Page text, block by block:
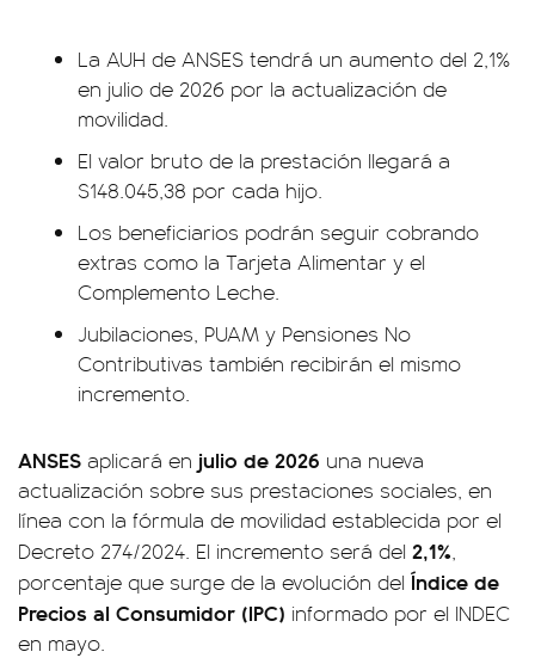
La AUH de ANSES tendrá un aumento del 2,1%
en julio de 2026 por la actualización de
movilidad.
El valor bruto de la prestación llegará a
$148.045,38 por cada hijo.
Los beneficiarios podrán seguir cobrando
extras como la Tarjeta Alimentar y el
Complemento Leche.
Jubilaciones, PUAM y Pensiones No
Contributivas también recibirán el mismo
incremento.
ANSES aplicará en julio de 2026 una nueva
actualización sobre sus prestaciones sociales, en
línea con la fórmula de movilidad establecida por el
Decreto 274/2024. El incremento será del 2,1%,
porcentaje que surge de la evolución del Índice de
Precios al Consumidor (IPC) informado por el INDEC
en mayo.